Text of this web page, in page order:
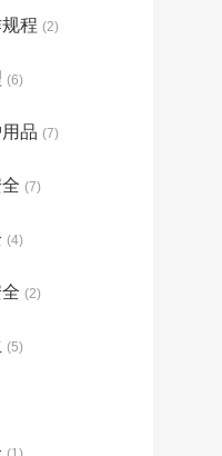
程 (2)
(6)
品 (7)
(7)
(4)
(2)
(5)